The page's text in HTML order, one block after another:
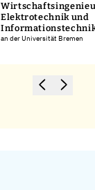
Elektrotechnik und
an der Universität Bremen